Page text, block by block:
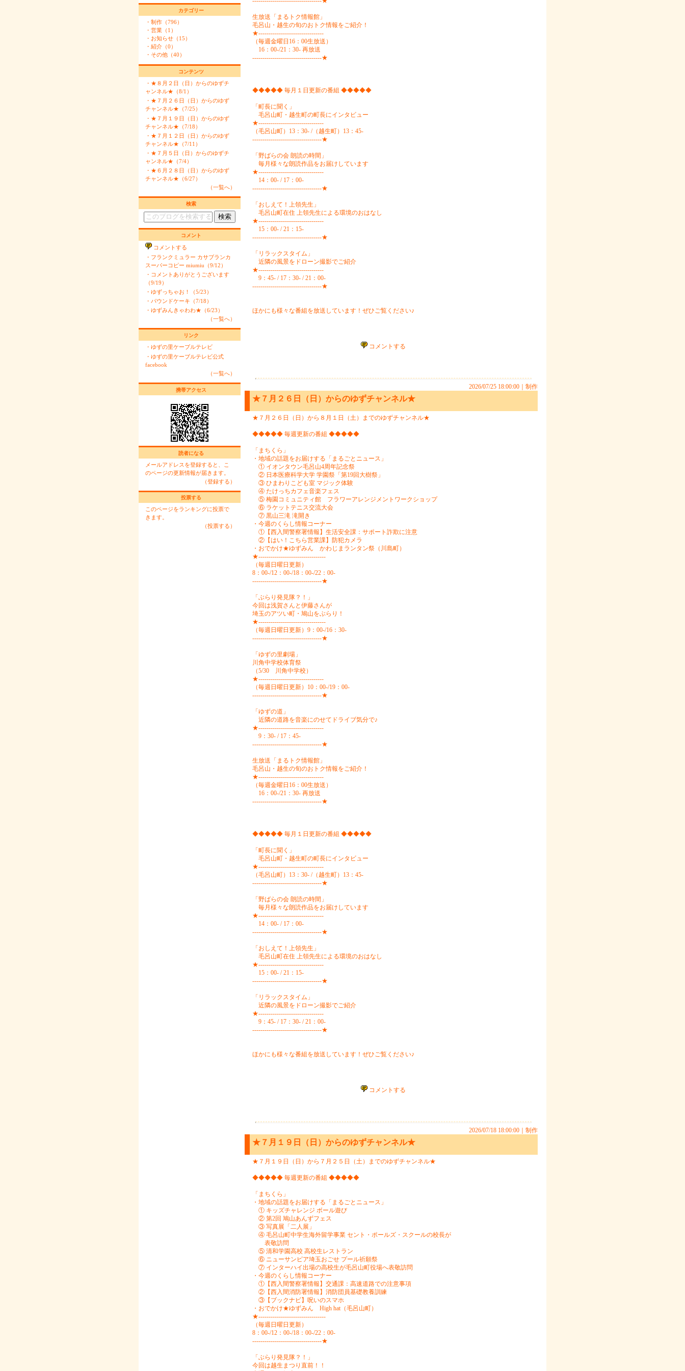
カテゴリー
・制作（796）
・営業（1）
・お知らせ（15）
・紹介（0）
・その他（40）
コンテンツ
・ ★８月２日（日）からのゆずチ
ャンネル★（8/1）
・ ★７月２６日（日）からのゆず
チャンネル★（7/25）
・ ★７月１９日（日）からのゆず
チャンネル★（7/18）
・ ★７月１２日（日）からのゆず
チャンネル★（7/11）
・ ★７月５日（日）からのゆずチ
ャンネル★（7/4）
・ ★６月２８日（日）からのゆず
チャンネル★（6/27）
（一覧へ）
検索
コメント
コメントする
・ フランクミュラー カサブランカ
スーパーコピー miumiu（9/12）
・ コメントありがとうございます
（9/19）
・ゆずっちゃお！（5/23）
・ パウンドケーキ（7/18）
・ゆずみんきゃわわ★（6/23）
（一覧へ）
リンク
・ゆずの里ケーブルテレビ
・ゆずの里ケーブルテレビ公式
facebook
（一覧へ）
携帯アクセス
読者になる
メールアドレスを登録すると、こ
のページの更新情報が届きます。
（登録する）
投票する
このページをランキングに投票で
きます。
（投票する）
生放送「まるトク情報館」
毛呂山・越生の旬のおトク情報をご紹介！
★--------------------------------
（毎週金曜日16：00生放送）
16：00-/21：30- 再放送
----------------------------------★
◆◆◆◆◆ 毎月１日更新の番組 ◆◆◆◆◆
「町長に聞く」
毛呂山町・越生町の町長にインタビュー
★--------------------------------
（毛呂山町）13：30- /（越生町）13：45-
----------------------------------★
「野ばらの会 朗読の時間」
毎月様々な朗読作品をお届けしています
★--------------------------------
14：00- / 17：00-
----------------------------------★
「おしえて！上領先生」
毛呂山町在住 上領先生による環境のおはなし
★--------------------------------
15：00- / 21：15-
----------------------------------★
「リラックスタイム」
近隣の風景をドローン撮影でご紹介
★--------------------------------
9：45- / 17：30- / 21：00-
----------------------------------★
ほかにも様々な番組を放送しています！ぜひご覧ください♪
コメントする
2026/07/25 18:00:00｜ 制作
★７月２６日（日）からのゆずチャンネル★
★７月２６日（日）から８月１日（土）までのゆずチャンネル★
◆◆◆◆◆ 毎週更新の番組 ◆◆◆◆◆
「まちくら」
・地域の話題をお届けする「まるごとニュース」
① イオンタウン毛呂山4周年記念祭
② 日本医療科学大学 学園祭「第19回大樹祭」
③ ひまわりこども室 マジック体験
④ たけっちカフェ音楽フェス
⑤ 梅園コミュニティ館 フラワーアレンジメントワークショップ
⑥ ラケットテニス交流大会
⑦ 黒山三滝 滝開き
・今週のくらし情報コーナー
①【西入間警察署情報】生活安全課：サポート詐欺に注意
②【はい！こちら営業課】防犯カメラ
・おでかけ★ゆずみん かわじまランタン祭（川島町）
★---------------------------------
（毎週日曜日更新）
8：00-/12：00-/18：00-/22：00-
----------------------------------★
「ぶらり発見隊？！」
今回は浅賀さんと伊藤さんが
埼玉のアツい町・鳩山をぶらり！
★---------------------------------
（毎週日曜日更新）9：00-/16：30-
----------------------------------★
「ゆずの里劇場」
川角中学校体育祭
（5/30 川角中学校）
★--------------------------------
（毎週日曜日更新）10：00-/19：00-
----------------------------------★
「ゆずの道」
近隣の道路を音楽にのせてドライブ気分で♪
★--------------------------------
9：30- / 17：45-
----------------------------------★
生放送「まるトク情報館」
毛呂山・越生の旬のおトク情報をご紹介！
★--------------------------------
（毎週金曜日16：00生放送）
16：00-/21：30- 再放送
----------------------------------★
◆◆◆◆◆ 毎月１日更新の番組 ◆◆◆◆◆
「町長に聞く」
毛呂山町・越生町の町長にインタビュー
★--------------------------------
（毛呂山町）13：30- /（越生町）13：45-
----------------------------------★
「野ばらの会 朗読の時間」
毎月様々な朗読作品をお届けしています
★--------------------------------
14：00- / 17：00-
----------------------------------★
「おしえて！上領先生」
毛呂山町在住 上領先生による環境のおはなし
★--------------------------------
15：00- / 21：15-
----------------------------------★
「リラックスタイム」
近隣の風景をドローン撮影でご紹介
★--------------------------------
9：45- / 17：30- / 21：00-
----------------------------------★
ほかにも様々な番組を放送しています！ぜひご覧ください♪
コメントする
2026/07/18 18:00:00｜ 制作
★７月１９日（日）からのゆずチャンネル★
★７月１９日（日）から７月２５日（土）までのゆずチャンネル★
◆◆◆◆◆ 毎週更新の番組 ◆◆◆◆◆
「まちくら」
・地域の話題をお届けする「まるごとニュース」
① キッズチャレンジ ボール遊び
② 第2回 鳩山あんずフェス
③ 写真展「二人展」
④ 毛呂山町中学生海外留学事業 セント・ポールズ・スクールの校長が
表敬訪問
⑤ 清和学園高校 高校生レストラン
⑥ ニューサンピア埼玉おごせ プール祈願祭
⑦ インターハイ出場の高校生が毛呂山町役場へ表敬訪問
・今週のくらし情報コーナー
①【西入間警察署情報】交通課：高速道路での注意事項
②【西入間消防署情報】消防団員基礎教養訓練
③【ブックナビ】呪いのスマホ
・おでかけ★ゆずみん High hat（毛呂山町）
★---------------------------------
（毎週日曜日更新）
8：00-/12：00-/18：00-/22：00-
----------------------------------★
「ぶらり発見隊？！」
今回は越生まつり直前！！